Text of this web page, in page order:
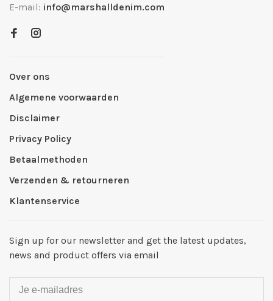
E-mail: info@marshalldenim.com
Over ons
Algemene voorwaarden
Disclaimer
Privacy Policy
Betaalmethoden
Verzenden & retourneren
Klantenservice
Sign up for our newsletter and get the latest updates,
news and product offers via email